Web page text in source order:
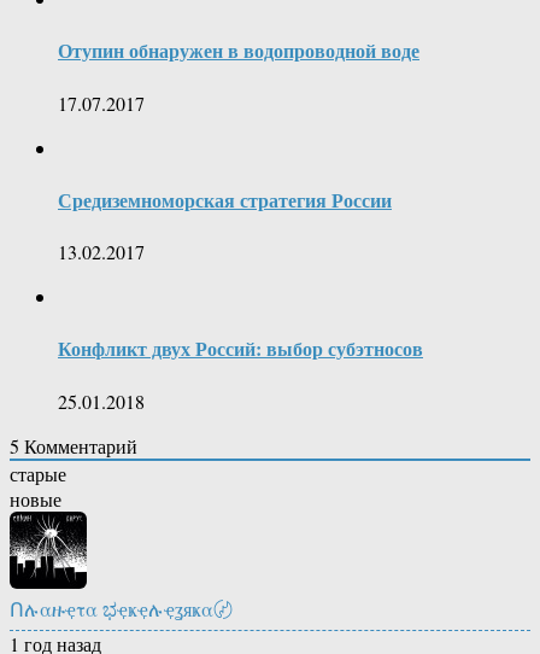
Отупин обнаружен в водопроводной воде
17.07.2017
Средиземноморская стратегия России
13.02.2017
Конфликт двух Россий: выбор субэтносов
25.01.2018
5 Комментарий
старые
новые
Ոሉαዙҿτα ಭҿҝҿሉҿʓяҝα〄
1 год назад